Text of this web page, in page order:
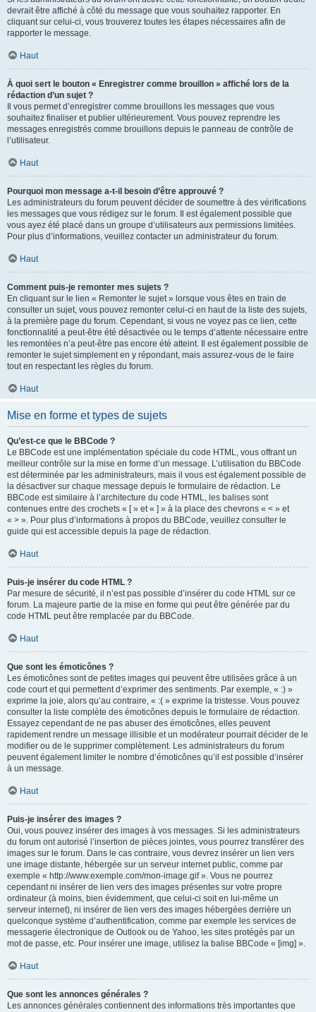
devrait être affiché à côté du message que vous souhaitez rapporter. En
cliquant sur celui-ci, vous trouverez toutes les étapes nécessaires afin de
rapporter le message.
Haut
À quoi sert le bouton « Enregistrer comme brouillon » affiché lors de la
rédaction d’un sujet ?
Il vous permet d’enregistrer comme brouillons les messages que vous
souhaitez finaliser et publier ultérieurement. Vous pouvez reprendre les
messages enregistrés comme brouillons depuis le panneau de contrôle de
l’utilisateur.
Haut
Pourquoi mon message a-t-il besoin d’être approuvé ?
Les administrateurs du forum peuvent décider de soumettre à des vérifications
les messages que vous rédigez sur le forum. Il est également possible que
vous ayez été placé dans un groupe d’utilisateurs aux permissions limitées.
Pour plus d’informations, veuillez contacter un administrateur du forum.
Haut
Comment puis-je remonter mes sujets ?
En cliquant sur le lien « Remonter le sujet » lorsque vous êtes en train de
consulter un sujet, vous pouvez remonter celui-ci en haut de la liste des sujets,
à la première page du forum. Cependant, si vous ne voyez pas ce lien, cette
fonctionnalité a peut-être été désactivée ou le temps d’attente nécessaire entre
les remontées n’a peut-être pas encore été atteint. Il est également possible de
remonter le sujet simplement en y répondant, mais assurez-vous de le faire
tout en respectant les règles du forum.
Haut
Mise en forme et types de sujets
Qu’est-ce que le BBCode ?
Le BBCode est une implémentation spéciale du code HTML, vous offrant un
meilleur contrôle sur la mise en forme d’un message. L’utilisation du BBCode
est déterminée par les administrateurs, mais il vous est également possible de
la désactiver sur chaque message depuis le formulaire de rédaction. Le
BBCode est similaire à l’architecture du code HTML, les balises sont
contenues entre des crochets « [ » et « ] » à la place des chevrons « < » et
« > ». Pour plus d’informations à propos du BBCode, veuillez consulter le
guide qui est accessible depuis la page de rédaction.
Haut
Puis-je insérer du code HTML ?
Par mesure de sécurité, il n’est pas possible d’insérer du code HTML sur ce
forum. La majeure partie de la mise en forme qui peut être générée par du
code HTML peut être remplacée par du BBCode.
Haut
Que sont les émoticônes ?
Les émoticônes sont de petites images qui peuvent être utilisées grâce à un
code court et qui permettent d’exprimer des sentiments. Par exemple, « :) »
exprime la joie, alors qu’au contraire, « :( » exprime la tristesse. Vous pouvez
consulter la liste complète des émoticônes depuis le formulaire de rédaction.
Essayez cependant de ne pas abuser des émoticônes, elles peuvent
rapidement rendre un message illisible et un modérateur pourrait décider de le
modifier ou de le supprimer complètement. Les administrateurs du forum
peuvent également limiter le nombre d’émoticônes qu’il est possible d’insérer
à un message.
Haut
Puis-je insérer des images ?
Oui, vous pouvez insérer des images à vos messages. Si les administrateurs
du forum ont autorisé l’insertion de pièces jointes, vous pourrez transférer des
images sur le forum. Dans le cas contraire, vous devrez insérer un lien vers
une image distante, hébergée sur un serveur internet public, comme par
exemple « http://www.exemple.com/mon-image.gif ». Vous ne pourrez
cependant ni insérer de lien vers des images présentes sur votre propre
ordinateur (à moins, bien évidemment, que celui-ci soit en lui-même un
serveur internet), ni insérer de lien vers des images hébergées derrière un
quelconque système d’authentification, comme par exemple les services de
messagerie électronique de Outlook ou de Yahoo, les sites protégés par un
mot de passe, etc. Pour insérer une image, utilisez la balise BBCode « [img] ».
Haut
Que sont les annonces générales ?
Les annonces générales contiennent des informations très importantes que